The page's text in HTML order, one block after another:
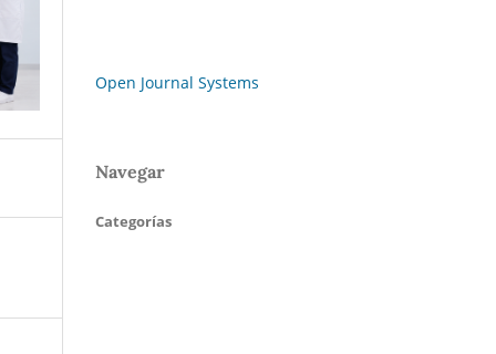
Open Journal Systems
Navegar
Categorías